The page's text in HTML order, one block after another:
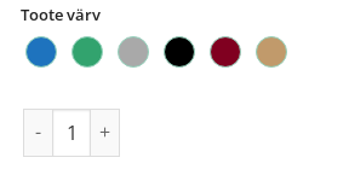
Toote värv